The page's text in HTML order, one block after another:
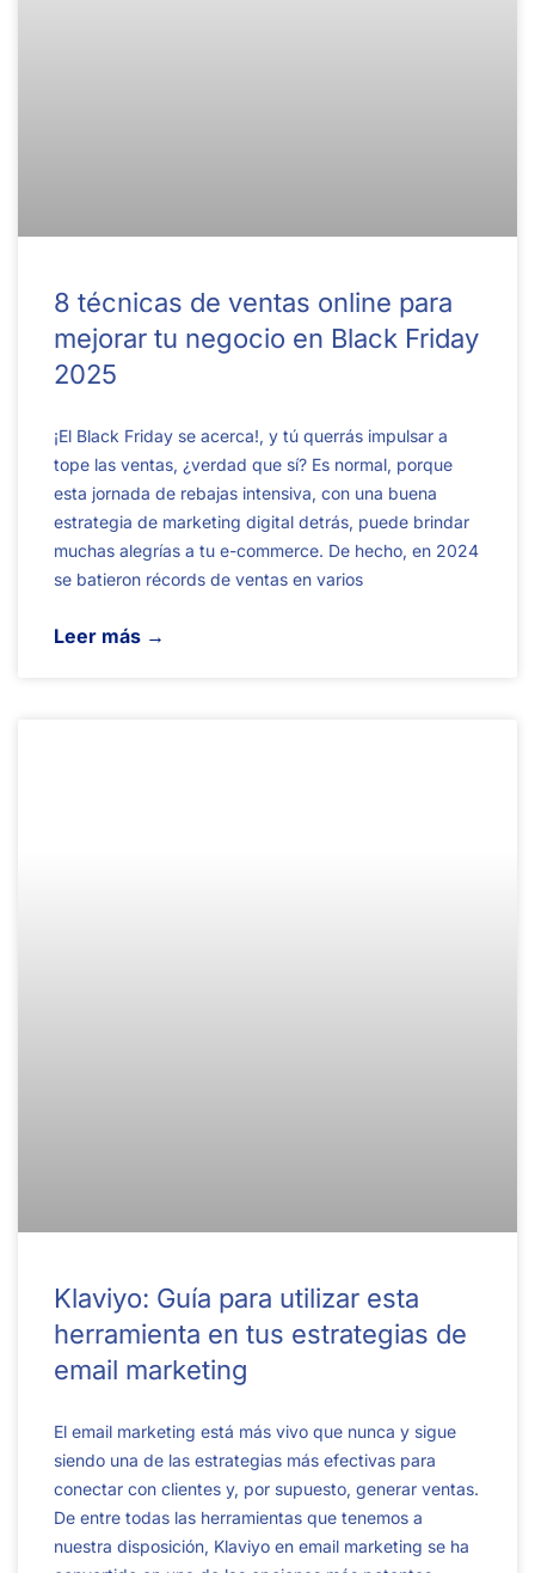
8 técnicas de ventas online para
mejorar tu negocio en Black Friday
2025
¡El Black Friday se acerca!, y tú querrás impulsar a
tope las ventas, ¿verdad que sí? Es normal, porque
esta jornada de rebajas intensiva, con una buena
estrategia de marketing digital detrás, puede brindar
muchas alegrías a tu e-commerce. De hecho, en 2024
se batieron récords de ventas en varios
Leer más →
Klaviyo: Guía para utilizar esta
herramienta en tus estrategias de
email marketing
El email marketing está más vivo que nunca y sigue
siendo una de las estrategias más efectivas para
conectar con clientes y, por supuesto, generar ventas.
De entre todas las herramientas que tenemos a
nuestra disposición, Klaviyo en email marketing se ha